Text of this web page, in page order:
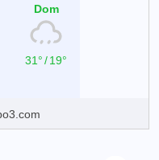
Dom
31°/19°